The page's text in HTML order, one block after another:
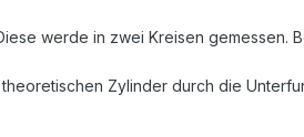
werde in zwei Kreisen gemessen.
Zylinder durch die